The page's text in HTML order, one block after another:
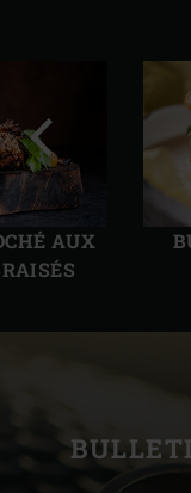
AUX
Diapo
précédente